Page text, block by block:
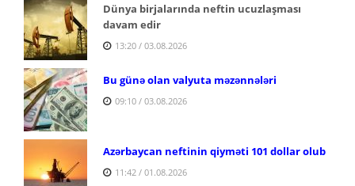
Dünya birjalarında neftin ucuzlaşması
davam edir
13:20 / 03.08.2026
Bu günə olan valyuta məzənnələri
09:10 / 03.08.2026
Azərbaycan neftinin qiyməti 101 dollar olub
11:42 / 01.08.2026